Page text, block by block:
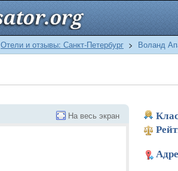
Отели и отзывы: Санкт-Петербург > Воланд
На весь экран